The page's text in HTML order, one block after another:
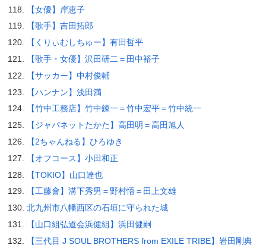
【女優】岸恵子
【歌手】吉田拓郎
【くりぃむしちゅー】有田哲平
【歌手・女優】沢田研二＝田中裕子
【サッカー】中村俊輔
【ハンナン】浅田満
【竹中工務店】竹中錬一＝竹中宏平＝竹中統一
【ジャパネットたかた】高田明＝高田旭人
【2ちゃんねる】ひろゆき
【オフコース】小田和正
【TOKIO】山口達也
【工藤會】溝下秀男＝野村悟＝田上文雄
北九州市八幡西区の石垣に守られた城
【山口組弘道会浜健組】浜田健嗣
【三代目 J SOUL BROTHERS from EXILE TRIBE】岩田剛典